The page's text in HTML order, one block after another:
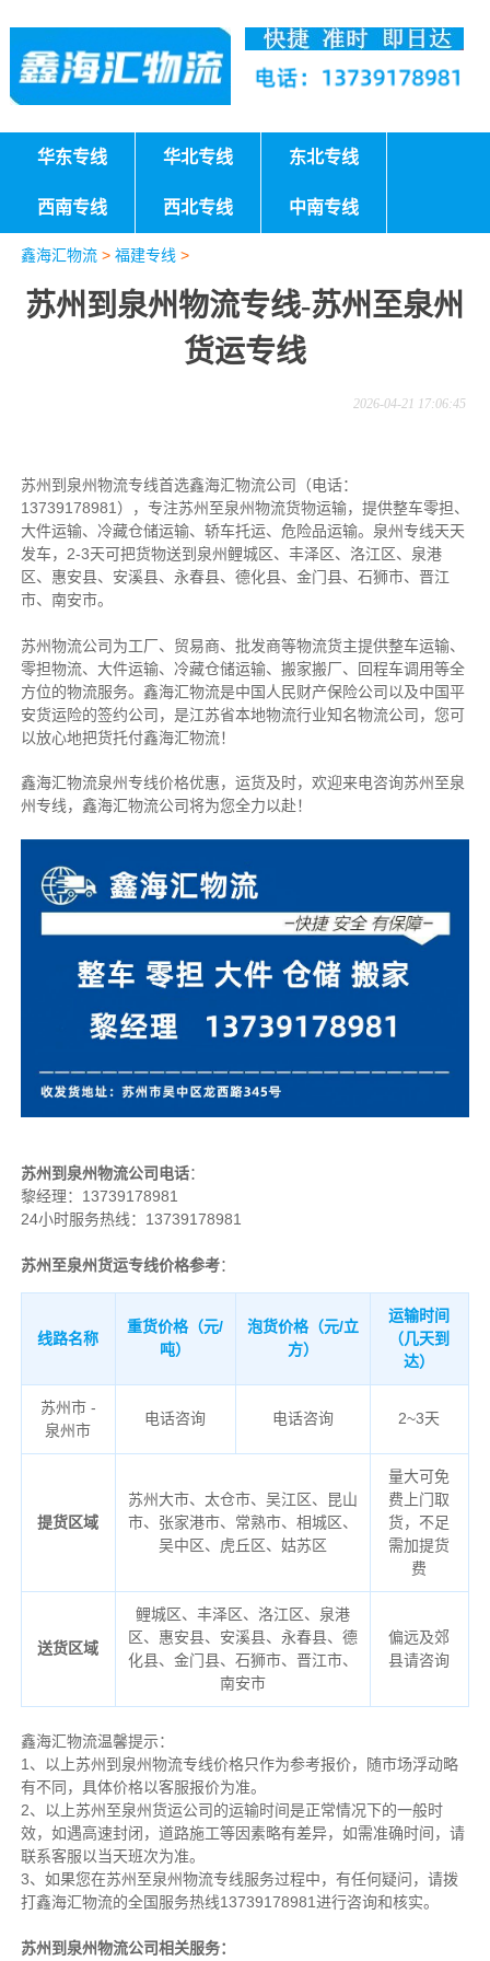
华东专线 华北专线 东北专线
西南专线 西北专线 中南专线
鑫海汇物流> 福建专线 >
苏州到泉州物流专线-苏州至泉州
货运专线
2026-04-21 17:06:45
苏州到泉州物流专线首选鑫海汇物流公司（电话：
13739178981），专注苏州至泉州物流货物运输，提供整车零担、
大件运输、冷藏仓储运输、轿车托运、危险品运输。泉州专线天天
发车，2-3天可把货物送到泉州鲤城区、丰泽区、洛江区、泉港
区、惠安县、安溪县、永春县、德化县、金门县、石狮市、晋江
市、南安市。
苏州物流公司为工厂、贸易商、批发商等物流货主提供整车运输、
零担物流、大件运输、冷藏仓储运输、搬家搬厂、回程车调用等全
方位的物流服务。鑫海汇物流是中国人民财产保险公司以及中国平
安货运险的签约公司，是江苏省本地物流行业知名物流公司，您可
以放心地把货托付鑫海汇物流！
鑫海汇物流泉州专线价格优惠，运货及时，欢迎来电咨询苏州至泉
州专线，鑫海汇物流公司将为您全力以赴！
苏州到泉州物流公司电话：
黎经理： 13739178981
24小时服务热线：13739178981
苏州至泉州货运专线价格参考：
线路名称
重货价格（元/
吨）
泡货价格（元/立
方）
运输时间
（几天到
达）
苏州市 -
泉州市
电话咨询 电话咨询 2~3天
提货区域
苏州大市、太仓市、吴江区、昆山
市、张家港市、常熟市、相城区、
吴中区、虎丘区、姑苏区
量大可免
费上门取
货，不足
需加提货
费
送货区域
鲤城区、丰泽区、洛江区、泉港
区、惠安县、安溪县、永春县、德
化县、金门县、石狮市、晋江市、
南安市
偏远及郊
县请咨询
鑫海汇物流温馨提示：
1、以上苏州到泉州物流专线价格只作为参考报价，随市场浮动略
有不同，具体价格以客服报价为准。
2、以上苏州 至泉州货运公司的运输时间是正常情况下的一般时
效，如遇高速封闭，道路施工等因素略有差异，如需准确时间，请
联系客服以当天班次为准。
3、如果您在苏州 至泉州物流专线服务过程中，有任何疑问，请拨
打鑫海汇物流的全国服务热线13739178981进行咨询和核实。
苏州到泉州物流公司相关服务：